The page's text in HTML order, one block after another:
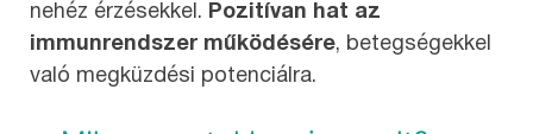
nehéz érzésekkel. Pozitívan hat az
immunrendszer működésére, betegségekkel
való megküzdési potenciálra.